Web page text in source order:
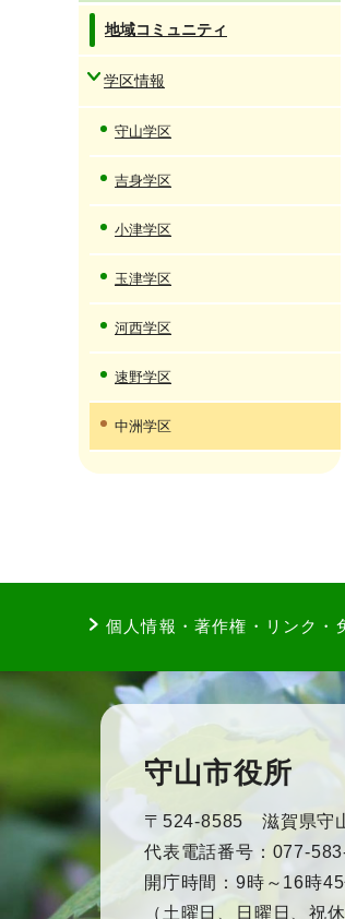
地域コミュニティ
学区情報
守山学区
吉身学区
小津学区
玉津学区
河西学区
速野学区
中洲学区
個人情報・著作権・リンク・
守山市役所
〒524-8585 滋賀県守
代表電話番号：077-
開庁時間：9時～16時
（土曜日、日曜日、祝